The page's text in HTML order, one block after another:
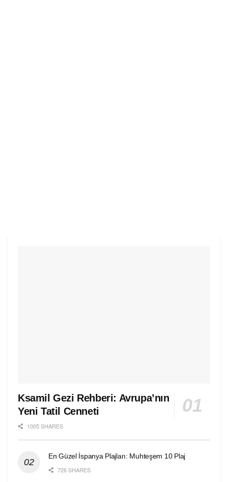
Ksamil Gezi Rehberi: Avrupa’nın
Yeni Tatil Cenneti
1005 SHARES
En Güzel İspanya Plajları: Muhteşem 10 Plaj
726 SHARES